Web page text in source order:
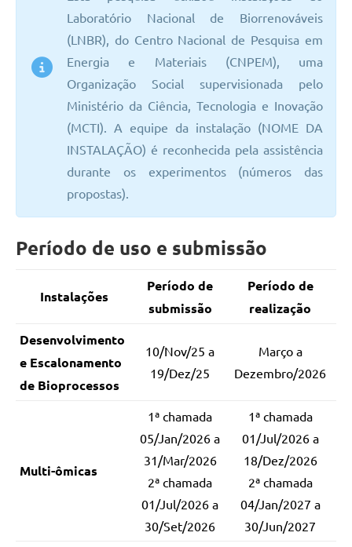
Laboratório Nacional de Biorrenováveis
(LNBR), do Centro Nacional de Pesquisa em
Energia e Materiais (CNPEM), uma
Organização Social supervisionada pelo
Ministério da Ciência, Tecnologia e Inovação
(MCTI). A equipe da instalação (NOME DA
INSTALAÇÃO) é reconhecida pela assistência
durante os experimentos (números das
propostas).
Período de uso e submissão
Instalações
Período de
submissão
Período de
realização
Desenvolvimento
e Escalonamento
de Bioprocessos
10/Nov/25 a
19/Dez/25
Março a
Dezembro/2026
Multi-ômicas
1ª chamada
05/Jan/2026 a
31/Mar/2026
2ª chamada
01/Jul/2026 a
30/Set/2026
1ª chamada
01/Jul/2026 a
18/Dez/2026
2ª chamada
04/Jan/2027 a
30/Jun/2027